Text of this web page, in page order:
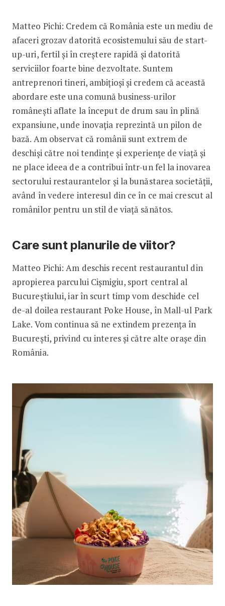
Matteo Pichi: Credem că România este un mediu de
afaceri grozav datorită ecosistemului său de start-
up-uri, fertil și în creștere rapidă și datorită
serviciilor foarte bine dezvoltate. Suntem
antreprenori tineri, ambițioși și credem că această
abordare este una comună business-urilor
românești aflate la început de drum sau în plină
expansiune, unde inovația reprezintă un pilon de
bază. Am observat că românii sunt extrem de
deschiși către noi tendințe și experiențe de viață și
ne place ideea de a contribui într-un fel la inovarea
sectorului restaurantelor și la bunăstarea societății,
având în vedere interesul din ce în ce mai crescut al
românilor pentru un stil de viață sănătos.
Care sunt planurile de viitor?
Matteo Pichi: Am deschis recent restaurantul din
apropierea parcului Cișmigiu, sport central al
Bucureștiului, iar în scurt timp vom deschide cel
de-al doilea restaurant Poke House, în Mall-ul Park
Lake. Vom continua să ne extindem prezența în
București, privind cu interes și către alte orașe din
România.